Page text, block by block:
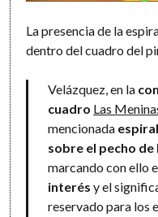
La presencia de la
dentro del cuadro del
Velázquez, en la
cuadro Las
mencionada espiral
sobre el pecho
marcando con ello
interés y el
reservado para los